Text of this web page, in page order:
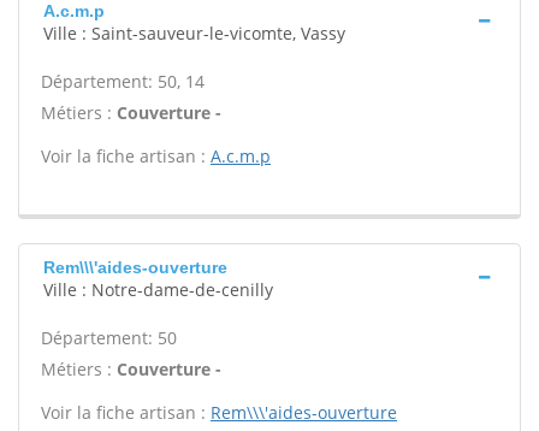
A.c.m.p
Ville : Saint-sauveur-le-vicomte, Vassy
Département: 50, 14
Métiers : Couverture -
Voir la fiche artisan : A.c.m.p
Rem\\\'aides-ouverture
Ville : Notre-dame-de-cenilly
Département: 50
Métiers : Couverture -
Voir la fiche artisan : Rem\\\'aides-ouverture